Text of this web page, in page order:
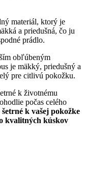
materiál, ktorý je
a priedušná, čo ju
prádlo.
obľúbeným
je mäkký, priedušný a
pre citlivú pokožku.
k životnému
počas celého
k vašej pokožke
kvalitných kúskov